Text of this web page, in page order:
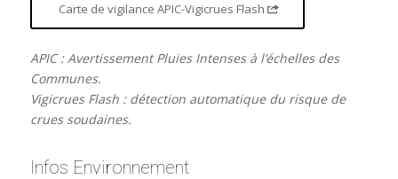
Carte de vigilance APIC-Vigicrues Flash
APIC : Avertissement Pluies Intenses à l’échelles des
Communes.
Vigicrues Flash : détection automatique du risque de
crues soudaines.
Infos Environnement